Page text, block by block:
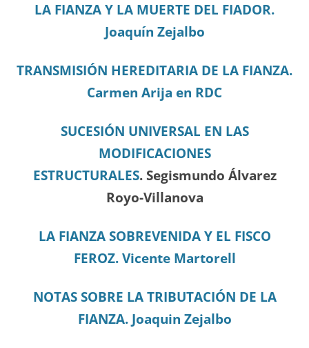
LA FIANZA Y LA MUERTE DEL FIADOR.
Joaquín Zejalbo
TRANSMISIÓN HEREDITARIA DE LA FIANZA.
Carmen Arija en RDC
SUCESIÓN UNIVERSAL EN LAS
MODIFICACIONES
ESTRUCTURALES. Segismundo Álvarez
Royo-Villanova
LA FIANZA SOBREVENIDA Y EL FISCO
FEROZ. Vicente Martorell
NOTAS SOBRE LA TRIBUTACIÓN DE LA
FIANZA. Joaquin Zejalbo